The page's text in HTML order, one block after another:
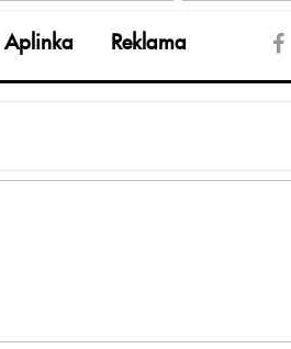
Aplinka Reklama